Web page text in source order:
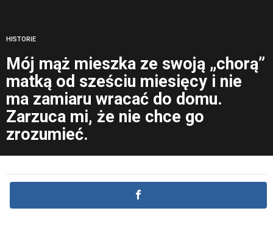
HISTORIE
Mój mąż mieszka ze swoją „chorą”
matką od sześciu miesięcy i nie
ma zamiaru wracać do domu.
Zarzuca mi, że nie chce go
zrozumieć.